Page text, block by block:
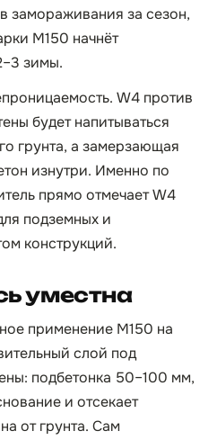
замораживания за сезон,
М150 начнёт
зимы.
W4 против
будет напитываться
грунта, а замерзающая
изнутри. Именно по
прямо отмечает W4
подземных и
конструкций.
уместна
применение М150 на
слой под
подбетонка 50–100 мм,
и отсекает
от грунта. Сам